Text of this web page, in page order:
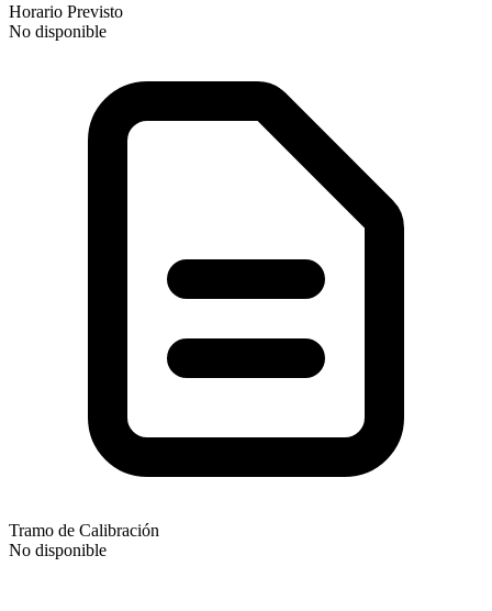
Horario Previsto
No disponible
Tramo de Calibración
No disponible